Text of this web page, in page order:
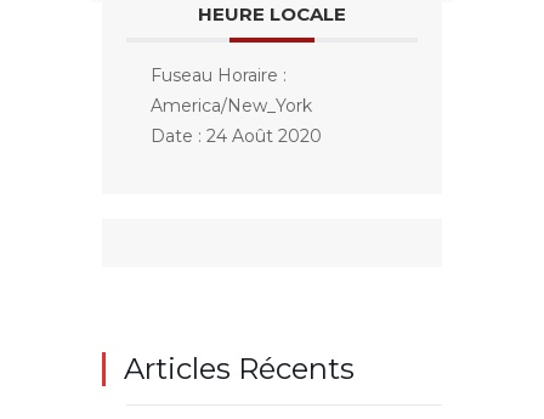
HEURE LOCALE
Fuseau Horaire :
America/New_York
Date : 24 Août 2020
Articles Récents